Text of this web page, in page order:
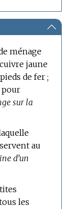
ménage
jaune
de fer ;
pour
sur la
au
d’un
les